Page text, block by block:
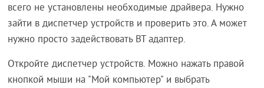
всего не установлены необходимые драйвера. Нужно
зайти в диспетчер устройств и проверить это. А может
нужно просто задействовать BT адаптер.
Откройте диспетчер устройств. Можно нажать правой
кнопкой мыши на "Мой компьютер" и выбрать